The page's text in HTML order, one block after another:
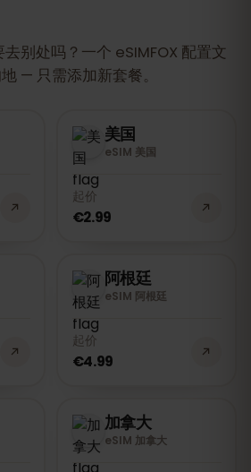
别处吗？一个 eSIMFOX 配置文
— 只需添加新套餐。
美国
eSIM 美国
起价
€2.99
阿根廷
eSIM 阿根廷
起价
€4.99
加拿大
eSIM 加拿大